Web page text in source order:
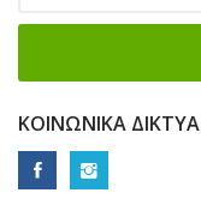
ΚΟΙΝΩΝΙΚΆ ΔΊΚΤΥΑ